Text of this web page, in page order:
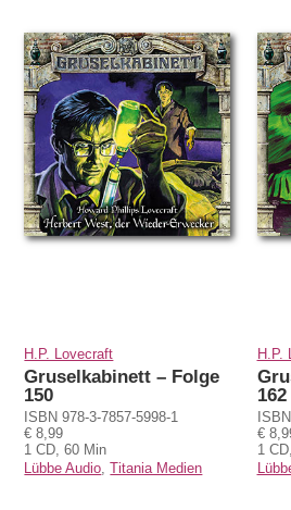
H.P. Lovecraft
Gruselkabinett – Folge
150
ISBN 978-3-7857-5998-1
€ 8,99
1 CD, 60 Min
Lübbe Audio ,Titania Medien
H.P.
162
€
1